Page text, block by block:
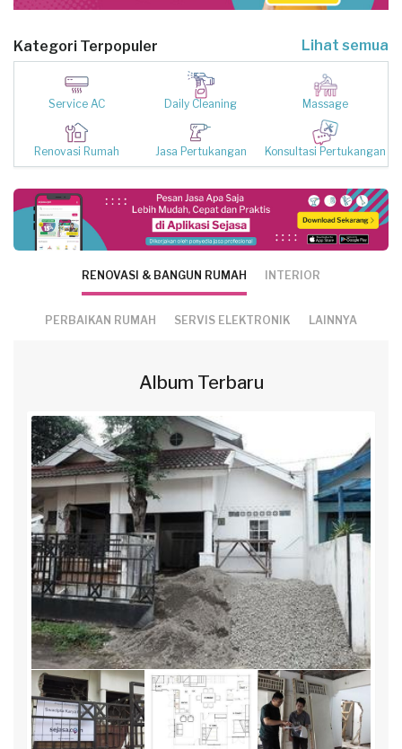
Kategori Terpopuler Lihat semua
Service AC Daily Cleaning Massage
Renovasi Rumah Jasa Pertukangan Konsultasi Pertukangan
RENOVASI & BANGUN RUMAH INTERIOR
PERBAIKAN RUMAH SERVIS ELEKTRONIK LAINNYA
Album Terbaru